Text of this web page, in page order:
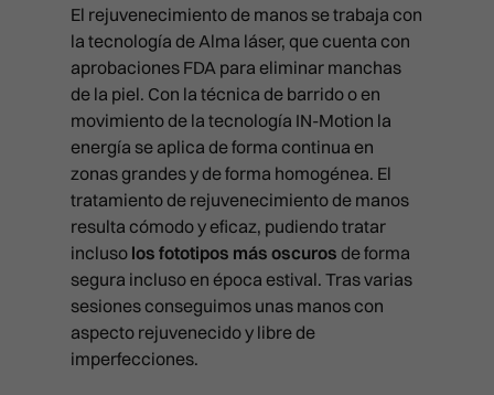
El rejuvenecimiento de manos se trabaja con
la tecnología de Alma láser, que cuenta con
aprobaciones FDA para eliminar manchas
de la piel. Con la técnica de barrido o en
movimiento de la tecnología IN-Motion la
energía se aplica de forma continua en
zonas grandes y de forma homogénea. El
tratamiento de rejuvenecimiento de manos
resulta cómodo y eficaz, pudiendo tratar
incluso los fototipos más oscuros de forma
segura incluso en época estival. Tras varias
sesiones conseguimos unas manos con
aspecto rejuvenecido y libre de
imperfecciones.
LABIOS
LÁSER RETEXTURING
LÍNEAS DE MARIONETA
MARCACIÓN MANDIBULAR
MENTÓN CON ÁCIDO
NEUROMODULADORES
PEELING QUÍMICO
PLEXR
LÁSER LIGHT
LÁSER RELIFT
LÁSER SPLENDOR
LÁSER VESSEL
LÁSER Q-LIFT
PICOLÁSER MELASMA
RADIOFRECUENCIA FULL
RADIOFRECUENCIA LEGACY
ONDAS DE CHOQUE
PRESOTERAPIA
LAS PALMAS
VALENCIA
BILBAO
PIDE TU CITA
ATENCIÓN AL PACIENTE
911 594 309
info@clinicasbarber.com
CLÍNICA EN MADRID
Joaquín Costa 24, 28006
911 21 24 27
info@clinicasbarber.com
CLÍNICA EN LAS PALMAS
Pérez Galdós, 28. 35002
Las Palmas de Gran Canaria
911 21 24 27